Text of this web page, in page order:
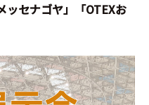
ッセナゴヤ」「OTEXお